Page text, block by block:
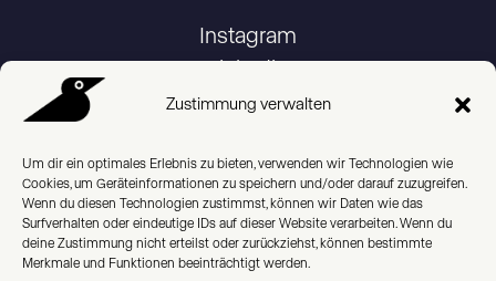
Zustimmung verwalten
Um dir ein optimales Erlebnis zu bieten, verwenden wir Technologien wie
Cookies, um Geräteinformationen zu speichern und/oder darauf zuzugreifen.
Wenn du diesen Technologien zustimmst, können wir Daten wie das
Surfverhalten oder eindeutige IDs auf dieser Website verarbeiten. Wenn du
deine Zustimmung nicht erteilst oder zurückziehst, können bestimmte
Merkmale und Funktionen beeinträchtigt werden.
Instagram
Imprint
Privacy Policy